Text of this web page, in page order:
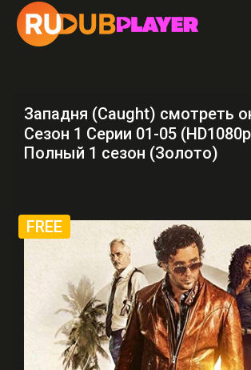
Западня (Caught) смотреть
Сезон 1 Серии 01-05
Полный 1 сезон (Золото)
FREE